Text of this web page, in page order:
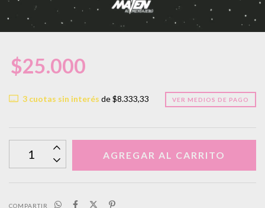
$25.000
3cuotas sin interés de$8.333,33 VER MEDIOS DE PAGO
COMPARTIR